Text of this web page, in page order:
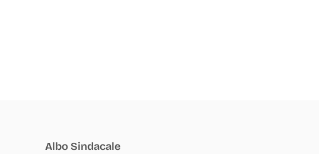
Albo Sindacale